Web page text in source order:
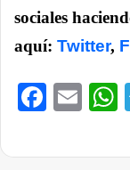
sociales
aquí: Twitter,